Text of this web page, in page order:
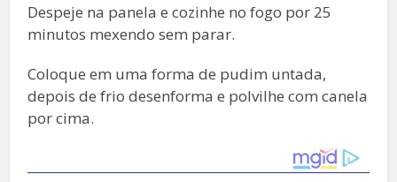
Despeje na panela e cozinhe no fogo por 25
minutos mexendo sem parar.
Coloque em uma forma de pudim untada,
depois de frio desenforma e polvilhe com canela
por cima.